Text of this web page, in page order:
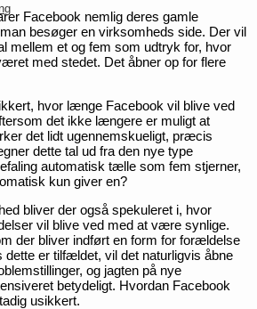
Facebook nemlig deres gamle
besøger en virksomheds side. Der vil
mellem et og fem som udtryk for, hvor
med stedet. Det åbner op for flere
hvor længe Facebook vil blive ved
det ikke længere er muligt at
det lidt ugennemskueligt, præcis
dette tal ud fra den nye type
automatisk tælle som fem stjerner,
kun giver en?
bliver der også spekuleret i, hvor
vil blive ved med at være synlige.
der bliver indført en form for forældelse
dette er tilfældet, vil det naturligvis åbne
og jagten på nye
betydeligt. Hvordan Facebook
usikkert.